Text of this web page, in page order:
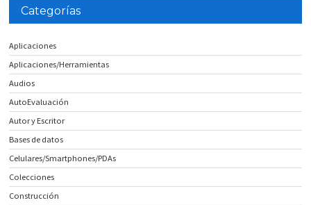
Categorías
Aplicaciones
Aplicaciones/Herramientas
Audios
AutoEvaluación
Autor y Escritor
Bases de datos
Celulares/Smartphones/PDAs
Colecciones
Construcción